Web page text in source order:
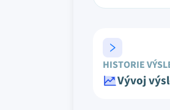
HISTORIE
Vývoj